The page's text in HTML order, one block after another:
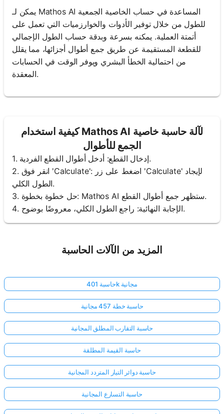
يمكن لـ Mathos AI المساعدة في حساب الخاصية الجمعية
للطول من خلال توفير الأدوات والخوارزميات التي تعمل على
أتمتة العملية. يمكنه بسرعة وبدقة حساب الطول الإجمالي
للقطعة المستقيمة عن طريق جمع أطوال أجزائها، مما يقلل
من احتمالية الخطأ البشري ويوفر الوقت في الحسابات
المعقدة.
كيفية استخدام Mathos AI لآلة حاسبة خاصية
الجمع للأطوال
1. إدخال القطع: أدخل أطوال القطع الفردية.
2. انقر فوق 'Calculate': اضغط على زر 'Calculate' لإيجاد
الطول الكلي.
3. حل خطوة بخطوة: Mathos AI ستظهر جمع أطوال القطع.
4. الإجابة النهائية: راجع الطول الكلي، معروضًا بوضوح.
المزيد من الآلات الحاسبة
حاسبة 401k مجانية
حاسبة خطة 457 مجانية
حاسبة التقارب المطلق المجانية
حاسبة القيمة المطلقة
حاسبة دوائر التيار المتردد المجانية
حاسبة التسارع المجانية